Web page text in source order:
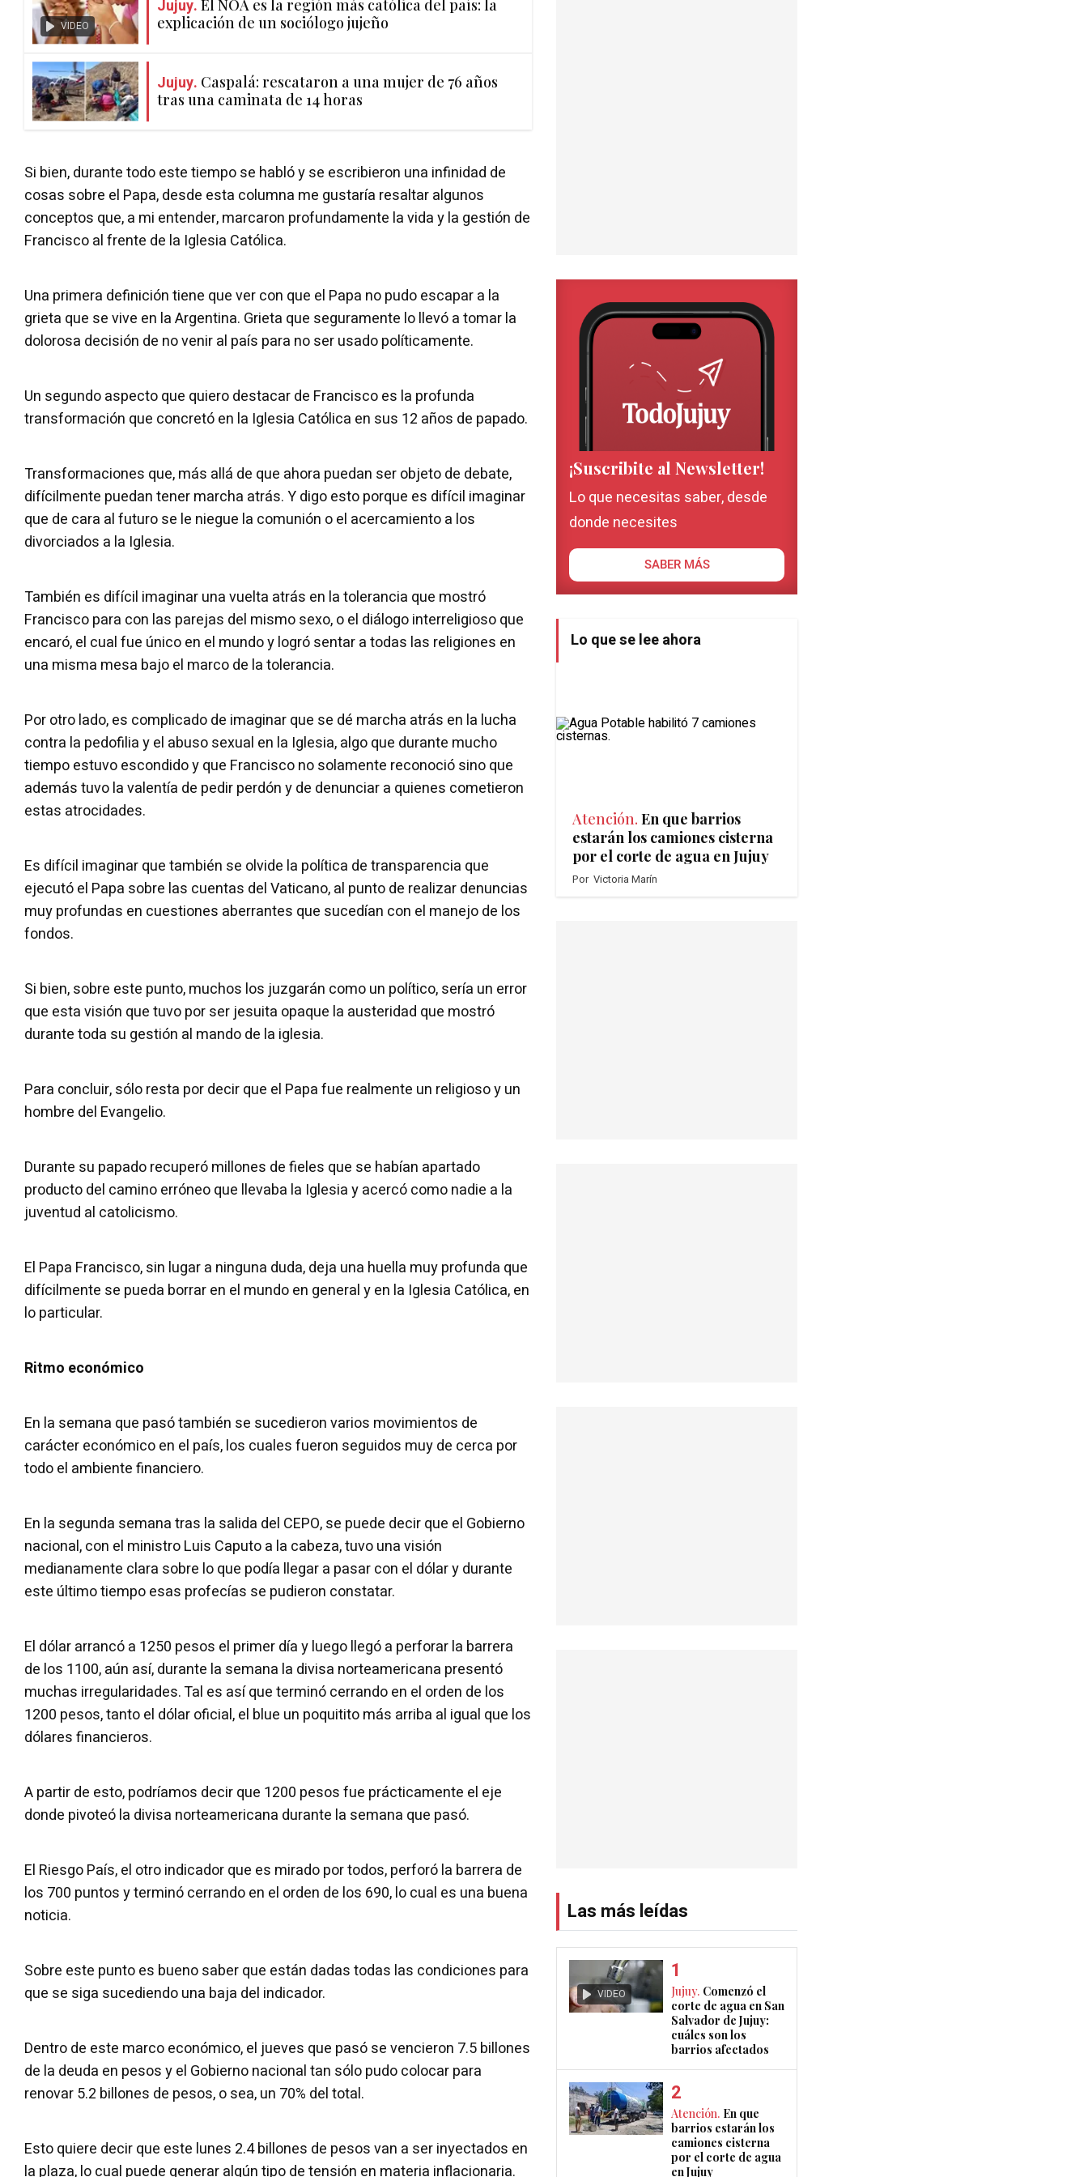
VIDEO
Jujuy. El NOA es la región más católica del país: la
explicación de un sociólogo jujeño
Jujuy. Caspalá: rescataron a una mujer de 76 años
tras una caminata de 14 horas
Si bien, durante todo este tiempo se habló y se escribieron una infinidad de
cosas sobre el Papa, desde esta columna me gustaría resaltar algunos
conceptos que, a mi entender, marcaron profundamente la vida y la gestión de
Francisco al frente de la Iglesia Católica.
Una primera definición tiene que ver con que el Papa no pudo escapar a la
grieta que se vive en la Argentina. Grieta que seguramente lo llevó a tomar la
dolorosa decisión de no venir al país para no ser usado políticamente.
Un segundo aspecto que quiero destacar de Francisco es la profunda
transformación que concretó en la Iglesia Católica en sus 12 años de papado.
Transformaciones que, más allá de que ahora puedan ser objeto de debate,
difícilmente puedan tener marcha atrás. Y digo esto porque es difícil imaginar
que de cara al futuro se le niegue la comunión o el acercamiento a los
divorciados a la Iglesia.
También es difícil imaginar una vuelta atrás en la tolerancia que mostró
Francisco para con las parejas del mismo sexo, o el diálogo interreligioso que
encaró, el cual fue único en el mundo y logró sentar a todas las religiones en
una misma mesa bajo el marco de la tolerancia.
Por otro lado, es complicado de imaginar que se dé marcha atrás en la lucha
contra la pedofilia y el abuso sexual en la Iglesia, algo que durante mucho
tiempo estuvo escondido y que Francisco no solamente reconoció sino que
además tuvo la valentía de pedir perdón y de denunciar a quienes cometieron
estas atrocidades.
Es difícil imaginar que también se olvide la política de transparencia que
ejecutó el Papa sobre las cuentas del Vaticano, al punto de realizar denuncias
muy profundas en cuestiones aberrantes que sucedían con el manejo de los
fondos.
Si bien, sobre este punto, muchos los juzgarán como un político, sería un error
que esta visión que tuvo por ser jesuita opaque la austeridad que mostró
durante toda su gestión al mando de la iglesia.
Para concluir, sólo resta por decir que el Papa fue realmente un religioso y un
hombre del Evangelio.
Durante su papado recuperó millones de fieles que se habían apartado
producto del camino erróneo que llevaba la Iglesia y acercó como nadie a la
juventud al catolicismo.
El Papa Francisco, sin lugar a ninguna duda, deja una huella muy profunda que
difícilmente se pueda borrar en el mundo en general y en la Iglesia Católica, en
lo particular.
Ritmo económico
En la semana que pasó también se sucedieron varios movimientos de
carácter económico en el país, los cuales fueron seguidos muy de cerca por
todo el ambiente financiero.
En la segunda semana tras la salida del CEPO, se puede decir que el Gobierno
nacional, con el ministro Luis Caputo a la cabeza, tuvo una visión
medianamente clara sobre lo que podía llegar a pasar con el dólar y durante
este último tiempo esas profecías se pudieron constatar.
El dólar arrancó a 1250 pesos el primer día y luego llegó a perforar la barrera
de los 1100, aún así, durante la semana la divisa norteamericana presentó
muchas irregularidades. Tal es así que terminó cerrando en el orden de los
1200 pesos, tanto el dólar oficial, el blue un poquitito más arriba al igual que los
dólares financieros.
A partir de esto, podríamos decir que 1200 pesos fue prácticamente el eje
donde pivoteó la divisa norteamericana durante la semana que pasó.
El Riesgo País, el otro indicador que es mirado por todos, perforó la barrera de
los 700 puntos y terminó cerrando en el orden de los 690, lo cual es una buena
noticia.
Sobre este punto es bueno saber que están dadas todas las condiciones para
que se siga sucediendo una baja del indicador.
Dentro de este marco económico, el jueves que pasó se vencieron 7.5 billones
de la deuda en pesos y el Gobierno nacional tan sólo pudo colocar para
renovar 5.2 billones de pesos, o sea, un 70% del total.
Esto quiere decir que este lunes 2.4 billones de pesos van a ser inyectados en
la plaza, lo cual puede generar algún tipo de tensión en materia inflacionaria.
¡Suscribite al Newsletter!
Lo que necesitas saber, desde
donde necesites
SABER MÁS
Lo que se lee ahora
Atención. En que barrios
estarán los camiones cisterna
por el corte de agua en Jujuy
Por Victoria Marín
Las más leídas
VIDEO Jujuy. Comenzó el
corte de agua en San
Salvador de Jujuy:
cuáles son los
barrios afectados
Atención. En que
barrios estarán los
camiones cisterna
por el corte de agua
en Jujuy